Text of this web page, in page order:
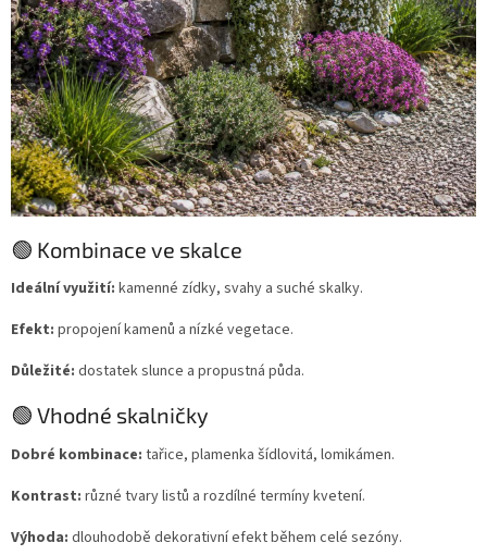
🟢 Kombinace ve skalce
Ideální využití: kamenné zídky, svahy a suché skalky.
Efekt: propojení kamenů a nízké vegetace.
Důležité: dostatek slunce a propustná půda.
🟢 Vhodné skalničky
Dobré kombinace: tařice, plamenka šídlovitá, lomikámen.
Kontrast: různé tvary listů a rozdílné termíny kvetení.
Výhoda: dlouhodobě dekorativní efekt během celé sezóny.